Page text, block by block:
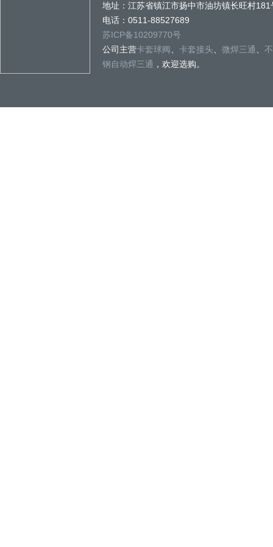
地址：江苏省镇江市扬中市油坊镇长旺村181
电话：0511-88527689
苏ICP备10209770号
公司主营卡套球阀 卡套接头 微焊三通
钢自动焊三通 ，欢迎选购。